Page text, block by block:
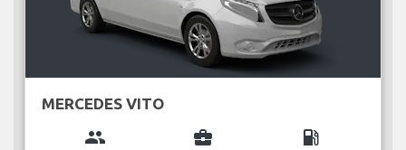
MERCEDES VITO
group business_center local_gas_station